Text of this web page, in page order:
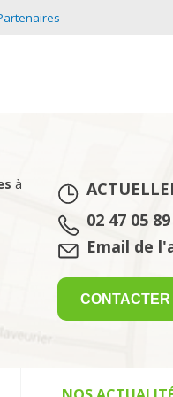
à
Tél. :
02 47 05
Email :
Email de
CONTACTER